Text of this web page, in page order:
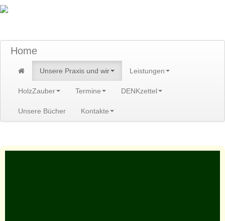
Home
Unsere Praxis und wir Leistungen
HolzZauber Termine DENKzettel
Unsere Bücher Kontakte